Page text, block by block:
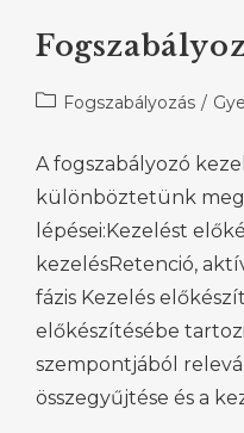
Fogszabályozás /
A fogszabályozó
különböztetünk
lépései:Kezelést
kezelésRetenció,
fázis Kezelés
előkészítésébe
szempontjából
összegyűjtése és a